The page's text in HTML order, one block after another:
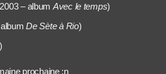
– album Avec le temps)
albumDe Sète à Rio)
prochaine :n